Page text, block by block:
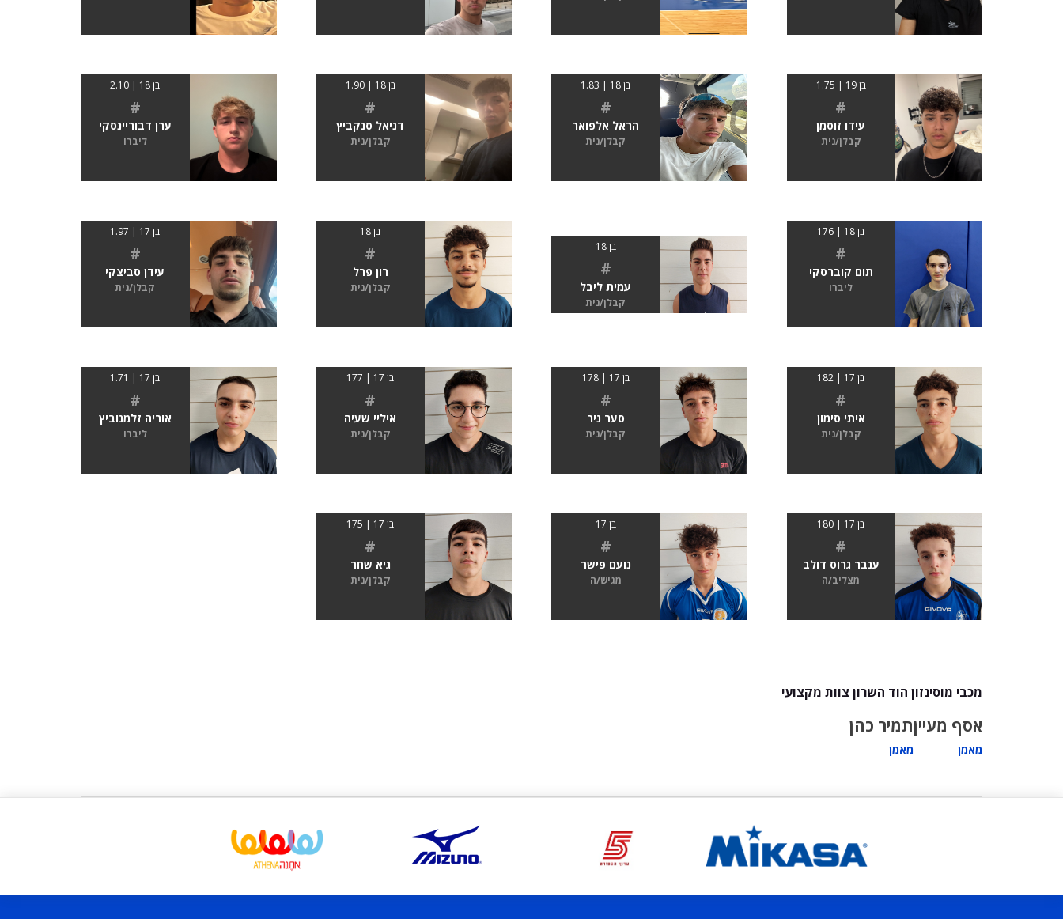
בן 19 | 1.75
#
עידו זוסמן
קבלן/נית
בן 18 | 1.83
#
הראל אלפואר
קבלן/נית
בן 18 | 1.90
#
דניאל סנקביץ
קבלן/נית
בן 18 | 2.10
#
ערן דבוריינסקי
ליברו
בן 18 | 176
#
תום קוברסקי
ליברו
בן 18
#
עמית ליבל
קבלן/נית
בן 18
#
רון פרל
קבלן/נית
בן 17 | 1.97
#
עידן סביצקי
קבלן/נית
בן 17 | 182
#
איתי סימון
קבלן/נית
בן 17 | 178
#
סער ניר
קבלן/נית
בן 17 | 177
#
איליי שעיה
קבלן/נית
בן 17 | 1.71
#
אוריה זלמנוביץ
ליברו
בן 17 | 180
#
ענבר גרוס דולב
מצליב/ה
בן 17
#
נועם פישר
מגיש/ה
בן 17 | 175
#
גיא שחר
קבלן/נית
מכבי מוסינזון הוד השרון צוות מקצועי
אסף מעיין
מאמן
תמיר כהן
מאמן